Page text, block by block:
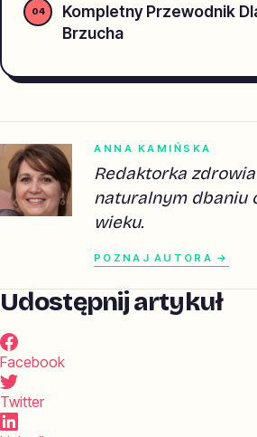
Kompletny Przewodnik
Brzucha
ANNA KAMIŃSKA
Redaktorka
naturalnym dbaniu
wieku.
POZNAJ AUTORA →
Udostępnij artykuł
Facebook
Twitter